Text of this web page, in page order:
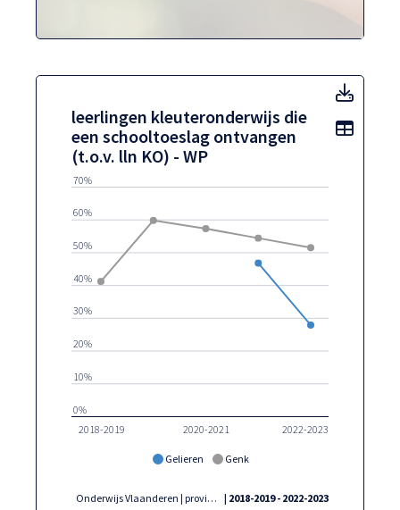
leerlingen kleuteronderwijs die
een schooltoeslag ontvangen
(t.o.v. lln KO) - WP
Gelieren Genk
2018-2019 2020-2021 2022-2023
0%
10%
20%
30%
40%
50%
60%
70%
Onderwijs Vlaanderen | provincies.incijfers.be | 2018-2019 - 2022-2023
Toon